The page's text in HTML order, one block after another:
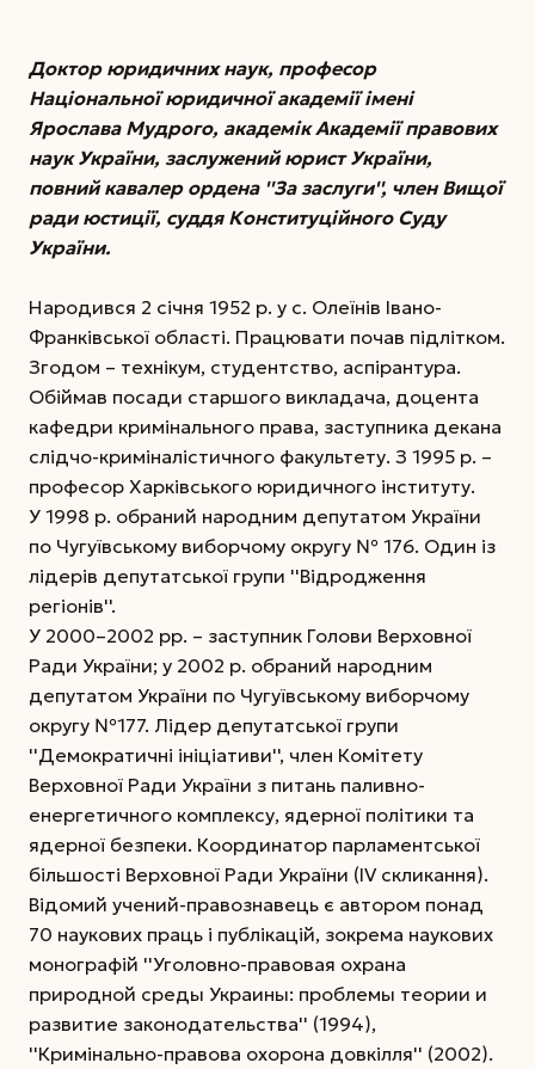
Доктор юридичних наук, професор
Національної юридичної академії імені
Ярослава Мудрого, академік Академії правових
наук України, заслужений юрист України,
повний кавалер ордена ''За заслуги'', член Вищої
ради юстиції, суддя Конституційного Суду
України.
Народився 2 січня 1952 р. у с. Олеїнів Івано-
Франківської області. Працювати почав підлітком.
Згодом – технікум, студентство, аспірантура.
Обіймав посади старшого викладача, доцента
кафедри кримінального права, заступника декана
слідчо-криміналістичного факультету. З 1995 р. –
професор Харківського юридичного інституту.
У 1998 р. обраний народним депутатом України
по Чугуївському виборчому округу № 176. Один із
лідерів депутатської групи ''Відродження
регіонів''.
У 2000–2002 рр. – заступник Голови Верховної
Ради України; у 2002 р. обраний народним
депутатом України по Чугуївському виборчому
округу №177. Лідер депутатської групи
''Демократичні ініціативи'', член Комітету
Верховної Ради України з питань паливно-
енергетичного комплексу, ядерної політики та
ядерної безпеки. Координатор парламентської
більшості Верховної Ради України (IV скликання).
Відомий учений-правознавець є автором понад
70 наукових праць і публікацій, зокрема наукових
монографій ''Уголовно-правовая охрана
природной среды Украины: проблемы теории и
развитие законодательства'' (1994),
''Кримінально-правова охорона довкілля'' (2002).